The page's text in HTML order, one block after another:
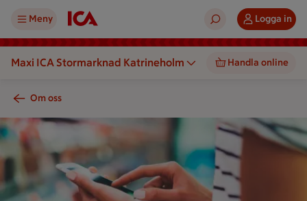
Meny Logga in
Maxi ICA Stormarknad Katrineholm Handla online
Om oss
En person använder en mobiltelefon framför en vägg med